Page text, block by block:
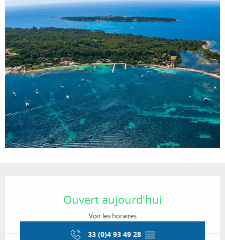
Ouvert aujourd'hui
Voir les horaires
33 (0)4 93 49 28 ▒▒